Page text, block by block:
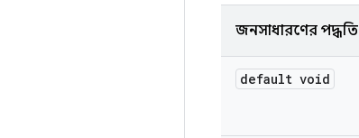
জনসাধারণের পদ্ধতি
default void